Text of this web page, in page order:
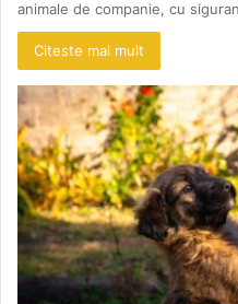
animale de companie, cu
Citeste mai mult